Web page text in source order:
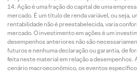
Ação é uma fração do capital de uma
mercado. É um título de renda variável, ou seja,
rentabilidade não é preestabelecida, varia
mercado. O investimento em ações é um
desempenhos anteriores não são
futuros e nenhuma declaração ou garantia, de
feita neste material em relação a desempenhos.
cenário macroeconômico, os eventos